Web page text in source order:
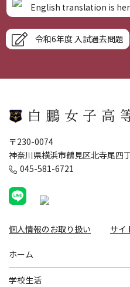
English translation is
令和6年度 入試過去問題
〒230-0074
神奈川県横浜市鶴見区北寺尾四
045-581-6721
個人情報のお取り扱い サイ
ホーム
学校生活